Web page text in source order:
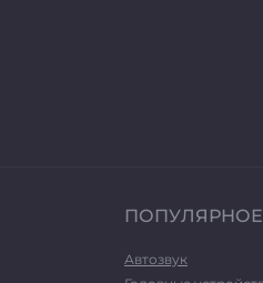
ПОПУЛЯРНОЕ
Автозвук